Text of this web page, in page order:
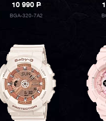
10 990P
BGA-320-7A2